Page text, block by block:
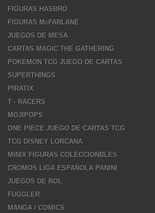
FIGURAS HASBRO
FIGURAS McFARLANE
JUEGOS DE MESA
CARTAS MAGIC THE GATHERING
POKEMON TCG JUEGO DE CARTAS
SUPERTHINGS
PIRATIX
T - RACERS
MOJIPOPS
ONE PIECE JUEGO DE CARTAS TCG
TCG DISNEY LORCANA
MINIX FIGURAS COLECCIONBLES
CROMOS LIGA ESPAÑOLA PANINI
JUEGOS DE ROL
FUGGLER
MANGA / COMICS